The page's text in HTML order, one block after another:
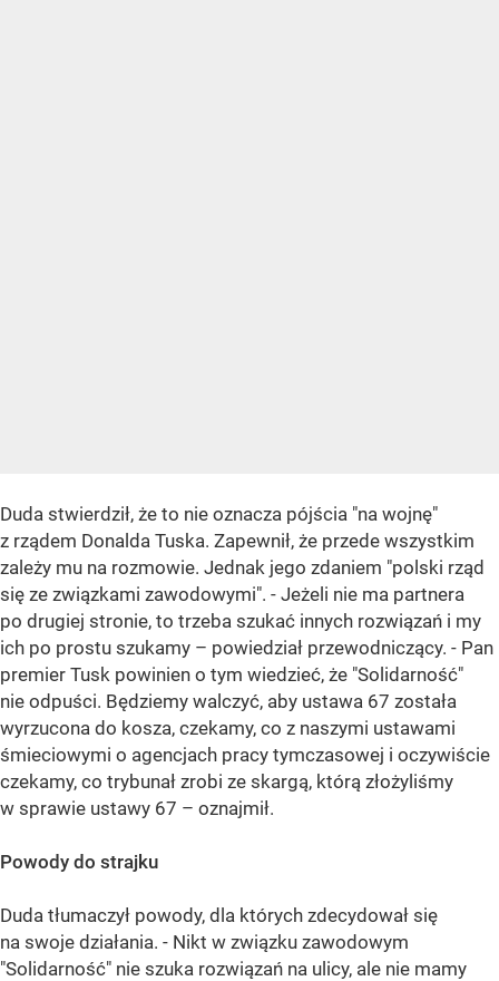
Duda stwierdził, że to nie oznacza pójścia "na wojnę"
z rządem Donalda Tuska. Zapewnił, że przede wszystkim
zależy mu na rozmowie. Jednak jego zdaniem "polski rząd
się ze związkami zawodowymi". - Jeżeli nie ma partnera
po drugiej stronie, to trzeba szukać innych rozwiązań i my
ich po prostu szukamy – powiedział przewodniczący. - Pan
premier Tusk powinien o tym wiedzieć, że "Solidarność"
nie odpuści. Będziemy walczyć, aby ustawa 67 została
wyrzucona do kosza, czekamy, co z naszymi ustawami
śmieciowymi o agencjach pracy tymczasowej i oczywiście
czekamy, co trybunał zrobi ze skargą, którą złożyliśmy
w sprawie ustawy 67 – oznajmił.
Powody do strajku
Duda tłumaczył powody, dla których zdecydował się
na swoje działania. - Nikt w związku zawodowym
"Solidarność" nie szuka rozwiązań na ulicy, ale nie mamy